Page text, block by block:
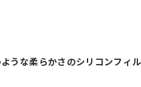
うな柔らかさのシリコンフィル